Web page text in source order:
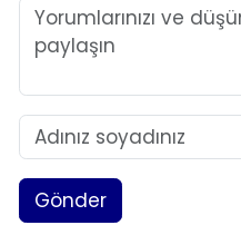
Gönder